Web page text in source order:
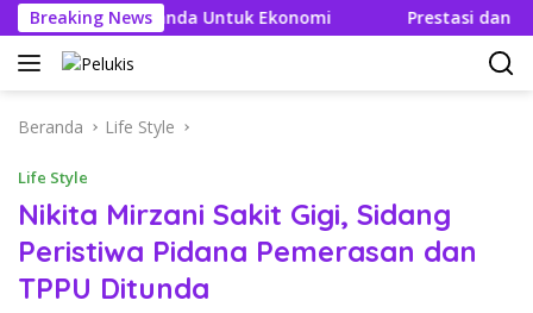
Langsung
ke
konten
Breaking News
Efek Berganda Untuk Ekonomi Prestasi dan Efisien
Beranda Life Style
Life Style
Nikita Mirzani Sakit Gigi, Sidang
Peristiwa Pidana Pemerasan dan
TPPU Ditunda